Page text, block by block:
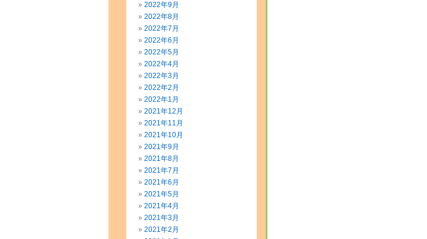
2022年9月
2022年8月
2022年7月
2022年6月
2022年5月
2022年4月
2022年3月
2022年2月
2022年1月
2021年12月
2021年11月
2021年10月
2021年9月
2021年8月
2021年7月
2021年6月
2021年5月
2021年4月
2021年3月
2021年2月